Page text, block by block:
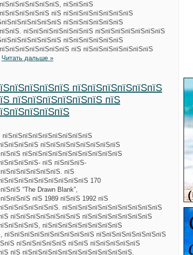
пїЅпїЅпїЅ
пїЅ пїЅпїЅпїЅпїЅпїЅпїЅпїЅ
пїЅпїЅпїЅпїЅпїЅпїЅ
пїЅпїЅпїЅпїЅпїЅпїЅпїЅ пїЅпїЅпїЅпїЅпїЅпїЅпїЅ
пїЅпїЅпїЅпїЅпїЅпїЅ
пїЅ пїЅпїЅпїЅпїЅпїЅпїЅпїЅ
Читать дальше »
пїЅпїЅпїЅпїЅпїЅпїЅ
пїЅпїЅпїЅпїЅпїЅпїЅ пїЅ
пїЅпїЅпїЅпїЅпїЅпїЅпїЅпїЅ
пїЅпїЅпїЅпїЅпїЅпїЅпїЅпїЅпїЅпїЅ
пїЅ пїЅпїЅпїЅ-
пїЅ
170
“The Drawn Blank”,
пїЅ 1989 пїЅпїЅ 1992 пїЅ
пїЅпїЅпїЅпїЅпїЅпїЅпїЅпїЅпїЅпїЅ
пїЅпїЅпїЅпїЅпїЅпїЅпїЅ пїЅпїЅпїЅпїЅпїЅпїЅпїЅ
пїЅпїЅпїЅпїЅпїЅпїЅпїЅпїЅ
пїЅпїЅпїЅпїЅпїЅпїЅпїЅ
пїЅпїЅпїЅпїЅпїЅ пїЅпїЅ пїЅпїЅпїЅпїЅпїЅ
пїЅ пїЅпїЅпїЅпїЅпїЅпїЅпїЅпїЅпїЅпїЅпїЅ.